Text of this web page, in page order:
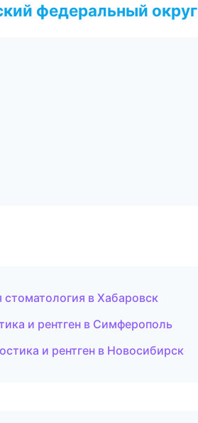
федеральный округ
в Хабаровск
и рентген в Симферополь
и рентген в Новосибирск